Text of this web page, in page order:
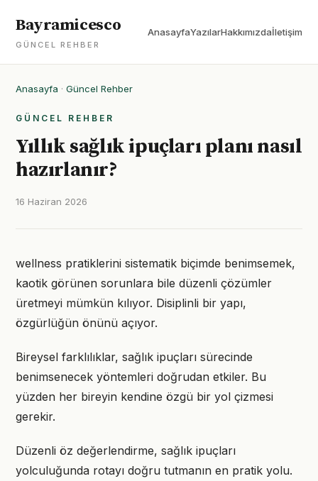
Bayramicesco
GÜNCEL REHBER
AnasayfaYazılarHakkımızdaİletişim
Anasayfa · Güncel Rehber
GÜNCEL REHBER
Yıllık sağlık ipuçları planı nasıl
hazırlanır?
16 Haziran 2026
wellness pratiklerini sistematik biçimde benimsemek,
kaotik görünen sorunlara bile düzenli çözümler
üretmeyi mümkün kılıyor. Disiplinli bir yapı,
özgürlüğün önünü açıyor.
Bireysel farklılıklar, sağlık ipuçları sürecinde
benimsenecek yöntemleri doğrudan etkiler. Bu
yüzden her bireyin kendine özgü bir yol çizmesi
gerekir.
Düzenli öz değerlendirme, sağlık ipuçları
yolculuğunda rotayı doğru tutmanın en pratik yolu.